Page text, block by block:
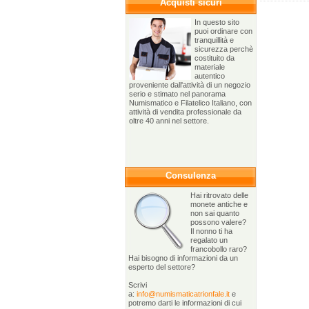
Acquisti sicuri
In questo sito
puoi ordinare con
tranquillità e
sicurezza perchè
costituito da
materiale
autentico
proveniente dall'attività di un negozio
serio e stimato nel panorama
Numismatico e Filatelico Italiano, con
attività di vendita professionale da
oltre 40 anni nel settore.
Consulenza
Hai ritrovato delle
monete antiche e
non sai quanto
possono valere?
Il nonno ti ha
regalato un
francobollo raro?
Hai bisogno di informazioni da un
esperto del settore?
Scrivi
a: info@numismaticatrionfale.it e
potremo darti le informazioni di cui